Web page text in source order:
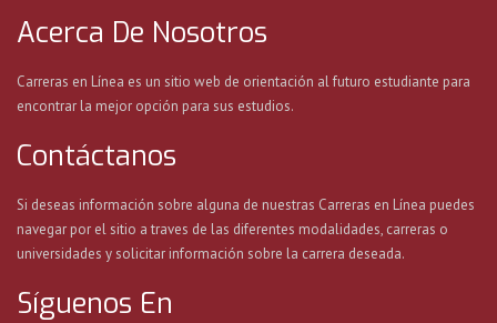
Acerca De Nosotros
Carreras en Línea es un sitio web de orientación al futuro estudiante para
encontrar la mejor opción para sus estudios.
Contáctanos
Si deseas información sobre alguna de nuestras Carreras en Línea puedes
navegar por el sitio a traves de las diferentes modalidades, carreras o
universidades y solicitar información sobre la carrera deseada.
Síguenos En